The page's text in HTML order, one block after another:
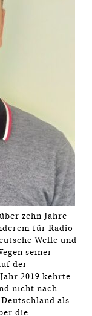
zehn Jahre
für Radio
Welle und
seiner
der
2019 kehrte
nicht nach
als
die